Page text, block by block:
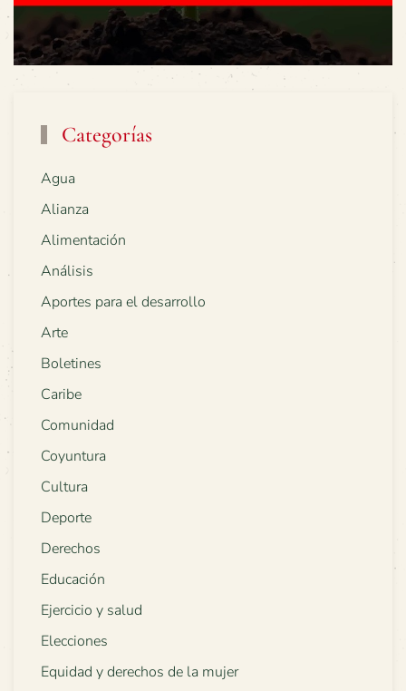
Categorías
Agua
Alianza
Alimentación
Análisis
Aportes para el desarrollo
Arte
Boletines
Caribe
Comunidad
Coyuntura
Cultura
Deporte
Derechos
Educación
Ejercicio y salud
Elecciones
Equidad y derechos de la mujer